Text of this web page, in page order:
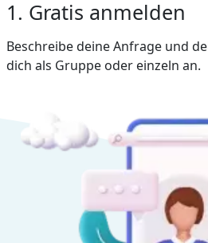
1. Gratis anmelden
Beschreibe deine Anfrage und
dich als Gruppe oder einzeln an.